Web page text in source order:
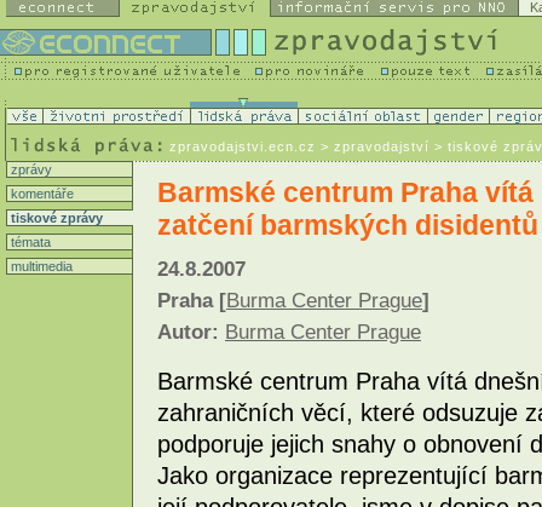
zpravodajstvi.ecn.cz > zpravodajství > tiskové
zprávy
komentáře
tiskové zprávy
témata
multimedia
Barmské centrum Praha
zatčení barmských disidentů
24.8.2007
Praha [Burma Center Prague]
Autor: Burma Center Prague
Barmské centrum Praha vítá
zahraničních věcí, které odsuzuje
podporuje jejich snahy o obnovení
Jako organizace reprezentující